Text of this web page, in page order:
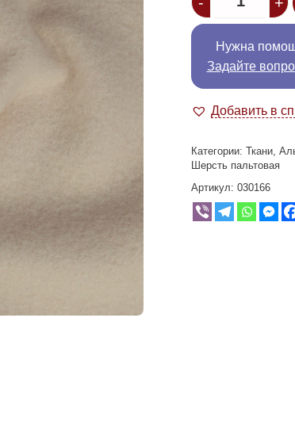
Нужна
Задайте
Добавить в
Категории: Ткани,
Шерсть пальтовая
Артикул: 030166